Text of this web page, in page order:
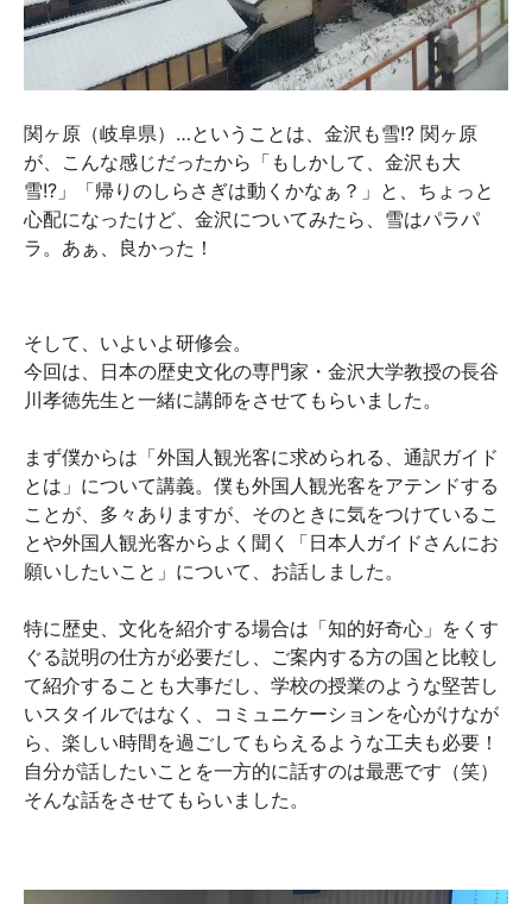
関ヶ原（岐阜県）…ということは、金沢も雪!? 関ヶ原
が、こんな感じだったから「もしかして、金沢も大
雪!?」「帰りのしらさぎは動くかなぁ？」と、ちょっと
心配になったけど、金沢についてみたら、雪はパラパ
ラ。あぁ、良かった！
そして、いよいよ研修会。
今回は、日本の歴史文化の専門家・金沢大学教授の長谷
川孝徳先生と一緒に講師をさせてもらいました。
まず僕からは「外国人観光客に求められる、通訳ガイド
とは」について講義。僕も外国人観光客をアテンドする
ことが、多々ありますが、そのときに気をつけているこ
とや外国人観光客からよく聞く「日本人ガイドさんにお
願いしたいこと」について、お話しました。
特に歴史、文化を紹介する場合は「知的好奇心」をくす
ぐる説明の仕方が必要だし、ご案内する方の国と比較し
て紹介することも大事だし、学校の授業のような堅苦し
いスタイルではなく、コミュニケーションを心がけなが
ら、楽しい時間を過ごしてもらえるような工夫も必要！
自分が話したいことを一方的に話すのは最悪です（笑）
そんな話をさせてもらいました。